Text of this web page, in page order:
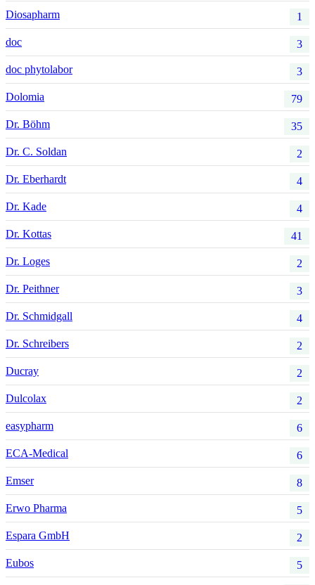
Diosapharm 1
doc 3
doc phytolabor 3
Dolomia 79
Dr. Böhm 35
Dr. C. Soldan 2
Dr. Eberhardt 4
Dr. Kade 4
Dr. Kottas 41
Dr. Loges 2
Dr. Peithner 3
Dr. Schmidgall 4
Dr. Schreibers 2
Ducray 2
Dulcolax 2
easypharm 6
ECA-Medical 6
Emser 8
Erwo Pharma 5
Espara GmbH 2
Eubos 5